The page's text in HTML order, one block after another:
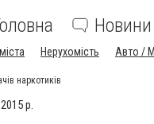
Новини
Нерухомість Авто /
наркотиків
р.